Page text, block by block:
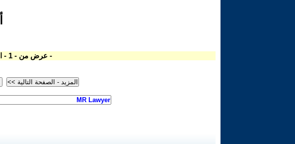
- عرض من - 1 - الى - 25 -